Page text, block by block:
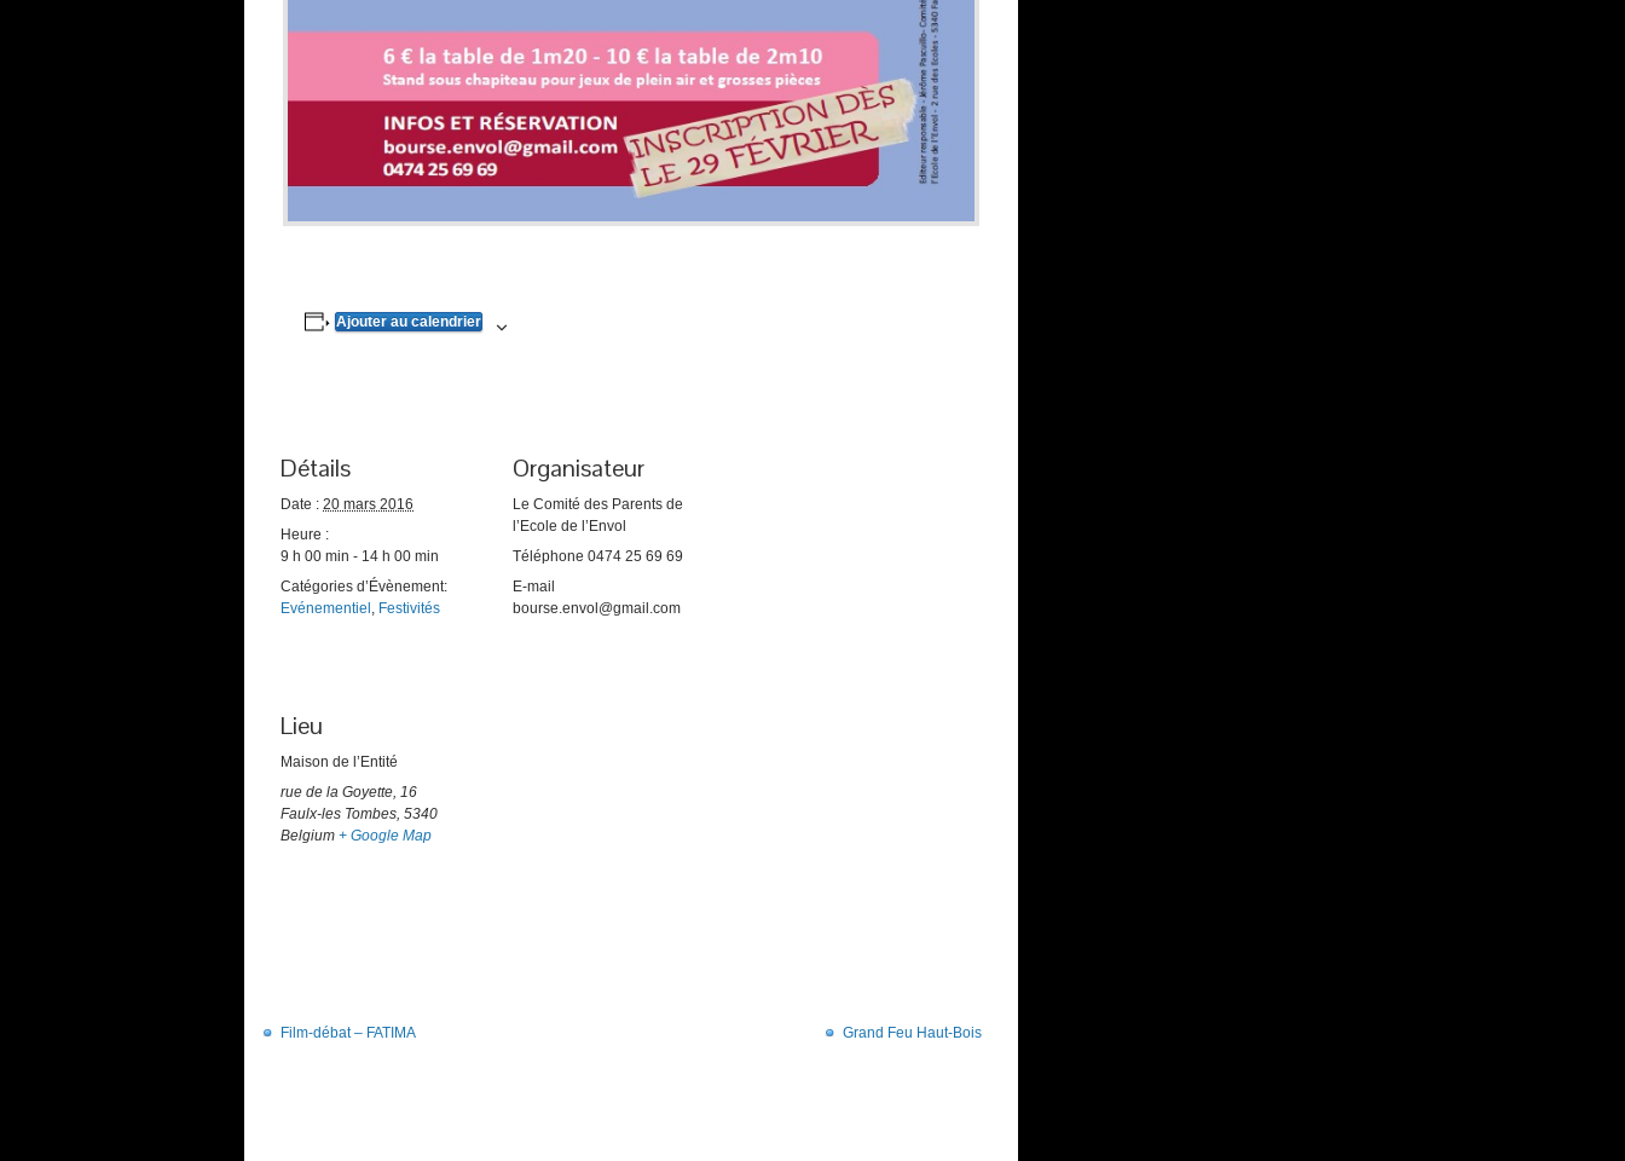
Ajouter au calendrier
Détails
Date : 20 mars 2016
Heure :
9 h 00 min - 14 h 00 min
Catégories d’Évènement:
Evénementiel, Festivités
Organisateur
Le Comité des Parents de
l’Ecole de l’Envol
Téléphone 0474 25 69 69
E-mail
bourse.envol@gmail.com
Lieu
Maison de l’Entité
rue de la Goyette, 16
Faulx-les Tombes, 5340
Belgium + Google Map
Film-débat – FATIMA Grand Feu Haut-Bois